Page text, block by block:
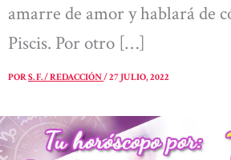
amarre de amor y hablará de
Piscis. Por otro […]
PORS. F. / REDACCIÓN/27 JULIO, 2022